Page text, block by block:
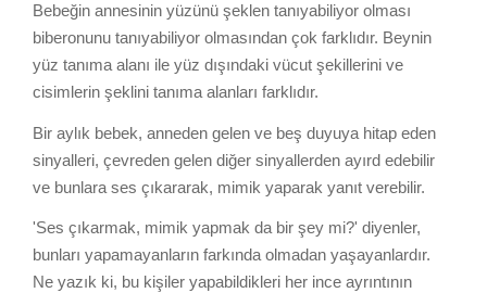
Bebeğin annesinin yüzünü şeklen tanıyabiliyor olması
biberonunu tanıyabiliyor olmasından çok farklıdır. Beynin
yüz tanıma alanı ile yüz dışındaki vücut şekillerini ve
cisimlerin şeklini tanıma alanları farklıdır.
Bir aylık bebek, anneden gelen ve beş duyuya hitap eden
sinyalleri, çevreden gelen diğer sinyallerden ayırd edebilir
ve bunlara ses çıkararak, mimik yaparak yanıt verebilir.
'Ses çıkarmak, mimik yapmak da bir şey mi?' diyenler,
bunları yapamayanların farkında olmadan yaşayanlardır.
Ne yazık ki, bu kişiler yapabildikleri her ince ayrıntının